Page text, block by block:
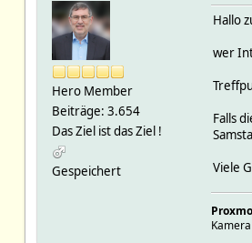
Hero Member
Beiträge: 3.654
Das Ziel ist das Ziel !
Gespeichert
Hallo
wer
Falls
Viele​